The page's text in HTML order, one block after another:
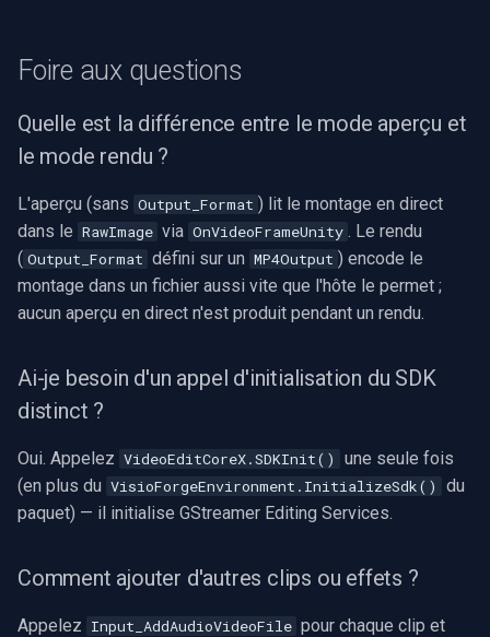
Foire aux questions
Quelle est la différence entre le mode aperçu et
le mode rendu ?
L'aperçu (sans Output_Format ) lit le montage en direct
dans le RawImage via OnVideoFrameUnity . Le rendu
( Output_Format défini sur un MP4Output ) encode le
montage dans un fichier aussi vite que l'hôte le permet ;
aucun aperçu en direct n'est produit pendant un rendu.
Ai-je besoin d'un appel d'initialisation du SDK
distinct ?
Oui. Appelez VideoEditCoreX.SDKInit()
une seule fois
(en plus du VisioForgeEnvironment.InitializeSdk()
du
paquet) — il initialise GStreamer Editing Services.
Comment ajouter d'autres clips ou effets ?
Appelez Input_AddAudioVideoFile pour chaque clip et